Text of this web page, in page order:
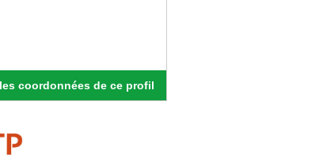
coordonnées de ce profil